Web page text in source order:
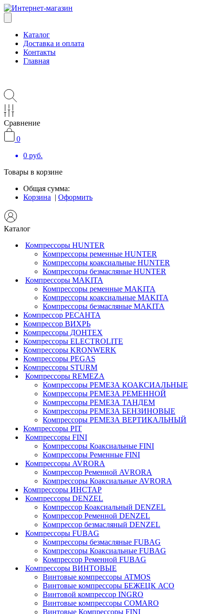
Каталог
Доставка и оплата
Контакты
Главная
Сравнение
0
0 руб.
Товары в корзине
Общая сумма:
Корзина | Оформить
Каталог
Компрессоры HUNTER
Компрессоры ременные HUNTER
Компрессоры коаксиальные HUNTER
Компрессоры безмасляные HUNTER
Компрессоры MAKITA
Компрессоры ременные MAKITA
Компрессоры коаксиальные MAKITA
Компрессоры безмасляные MAKITA
Компрессор РЕСАНТА
Компрессор ВИХРЬ
Компрессоры ДОНТЕХ
Компрессоры ELECTROLITE
Компрессоры KRONWERK
Компрессоры PEGAS
Компрессоры STURM
Компрессоры REMEZA
Компрессоры РЕМЕЗА КОАКСИАЛЬНЫЕ
Компрессоры РЕМЕЗА РЕМЕННОЙ
Компрессоры РЕМЕЗА ТАНДЕМ
Компрессоры РЕМЕЗА БЕНЗИНОВЫЕ
Компрессоры РЕМЕЗА ВЕРТИКАЛЬНЫЙ
Компрессоры PIT
Компрессоры FINI
Компрессоры Коаксиальные FINI
Компрессоры Ременные FINI
Компрессоры AVRORA
Компрессор Ременной AVRORA
Компрессоры Коаксиальные AVRORA
Компрессоры ИНСТАР
Компрессоры DENZEL
Компрессор Коаксиальный DENZEL
Компрессор Ременной DENZEL
Компрессор безмасляный DENZEL
Компрессоры FUBAG
Компрессоры безмасляные FUBAG
Компрессоры Коаксиальные FUBAG
Компрессор Ременной FUBAG
Компрессоры ВИНТОВЫЕ
Винтовые компрессоры ATMOS
Винтовые компрессоры БЕЖЕЦК АСО
Винтовой компрессор INGRO
Винтовые компрессоры COMARO
Винтовые Компрессоры FINI